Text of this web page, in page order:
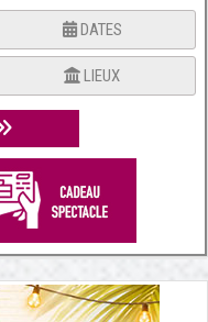
DATES
LIEUX